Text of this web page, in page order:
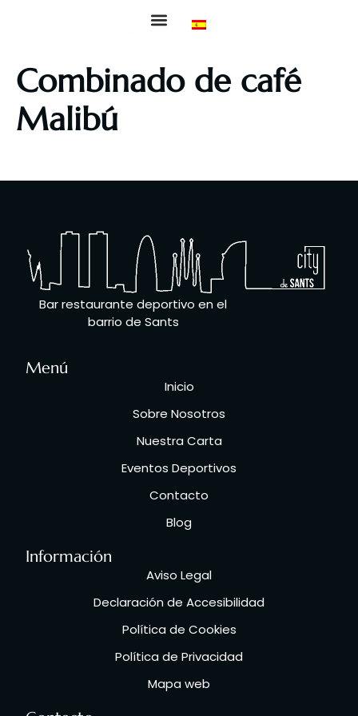
Combinado de café
Malibú
Bar restaurante deportivo en el
barrio de Sants
Menú
Inicio
Sobre Nosotros
Nuestra Carta
Eventos Deportivos
Contacto
Blog
Información
Aviso Legal
Declaración de Accesibilidad
Política de Cookies
Política de Privacidad
Mapa web